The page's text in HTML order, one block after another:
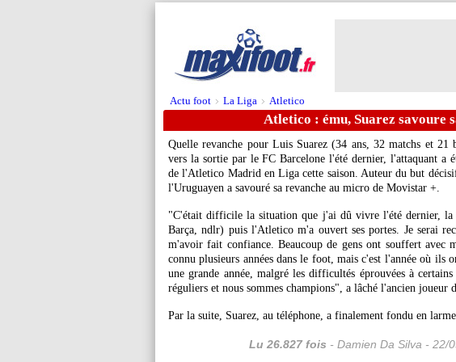
Actu foot > La Liga > Atletico
Atletico : ému, Suarez savoure
Quelle revanche pour Luis Suarez (34 ans, 32 matchs et 21
vers la sortie par le FC Barcelone l'été dernier, l'attaquant a
de l'Atletico Madrid en Liga cette saison. Auteur du but
l'Uruguayen a savouré sa revanche au micro de Movistar +.
"C'était difficile la situation que j'ai dû vivre l'été dernier,
Barça, ndlr) puis l'Atletico m'a ouvert ses portes. Je serai
m'avoir fait confiance. Beaucoup de gens ont souffert avec
connu plusieurs années dans le foot, mais c'est l'année où
une grande année, malgré les difficultés éprouvées à
réguliers et nous sommes champions", a lâché l'ancien joueur
Par la suite, Suarez, au téléphone, a finalement fondu en
Lu 26.827 fois - Damien Da Silva - 22/